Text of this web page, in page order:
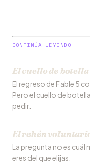
CONTINÚA LEYENDO
El cuello de botella
El regreso de Fable 5
Pero el cuello de
pedir.
El rehén
La pregunta no es cuál
eres del que elijas.